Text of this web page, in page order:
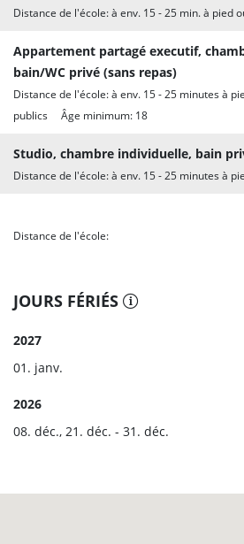
Distance de l'école: à env. 15 - 25 min. à pied
Appartement partagé executif,
bain/WC privé (sans repas)
Distance de l'école: à env. 15 - 25 minutes à
publics Âge minimum: 18
Studio, chambre individuelle, bain
Distance de l'école: à env. 15 - 25 minutes à
Distance de l'école:
JOURS FÉRIÉS
2027
01. janv.
2026
08. déc., 21. déc. - 31. déc.